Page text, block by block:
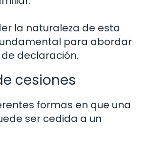
la naturaleza de esta
para abordar
declaración.
cesiones
formas en que una
ser cedida a un